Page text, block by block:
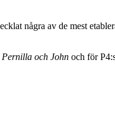
några av de mest
Pernilla och John och för